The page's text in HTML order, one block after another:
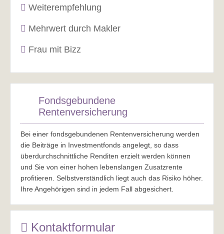
Weiterempfehlung
Mehrwert durch Makler
Frau mit Bizz
Fondsgebundene
Rentenversicherung
Bei einer fondsgebundenen Rentenversicherung werden
die Beiträge in Investmentfonds angelegt, so dass
überdurchschnittliche Renditen erzielt werden können
und Sie von einer hohen lebenslangen Zusatzrente
profitieren. Selbstverständlich liegt auch das Risiko höher.
Ihre Angehörigen sind in jedem Fall abgesichert.
Kontaktformular